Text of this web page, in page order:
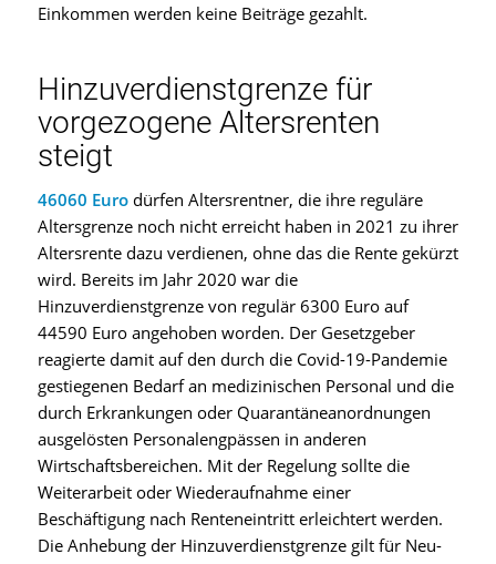
Einkommen werden keine Beiträge gezahlt.
Hinzuverdienstgrenze für
vorgezogene Altersrenten
steigt
46060 Eurodürfen Altersrentner, die ihre reguläre
Altersgrenze noch nicht erreicht haben in 2021 zu ihrer
Altersrente dazu verdienen, ohne das die Rente gekürzt
wird. Bereits im Jahr 2020 war die
Hinzuverdienstgrenze von regulär 6300 Euro auf
44590 Euro angehoben worden. Der Gesetzgeber
reagierte damit auf den durch die Covid-19-Pandemie
gestiegenen Bedarf an medizinischen Personal und die
durch Erkrankungen oder Quarantäneanordnungen
ausgelösten Personalengpässen in anderen
Wirtschaftsbereichen. Mit der Regelung sollte die
Weiterarbeit oder Wiederaufnahme einer
Beschäftigung nach Renteneintritt erleichtert werden.
Die Anhebung der Hinzuverdienstgrenze gilt für Neu-